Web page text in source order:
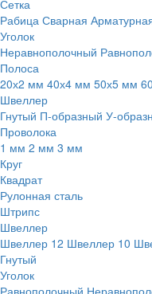
Сетка
Рабица Сварная
Уголок
Неравнополочный
Полоса
20х2 мм 40х4 мм 50х5 мм
Швеллер
Гнутый П-образный У-
Проволока
1 мм 2 мм 3 мм
Круг
Квадрат
Рулонная сталь
Штрипс
Швеллер
Швеллер 12 Швеллер 10
Гнутый
Уголок
Равнополочный